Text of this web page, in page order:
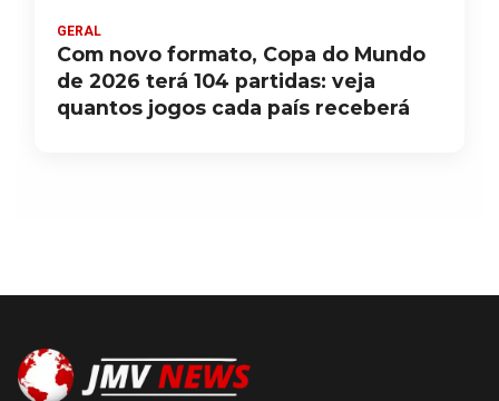
GERAL
Com novo formato, Copa do Mundo
de 2026 terá 104 partidas: veja
quantos jogos cada país receberá